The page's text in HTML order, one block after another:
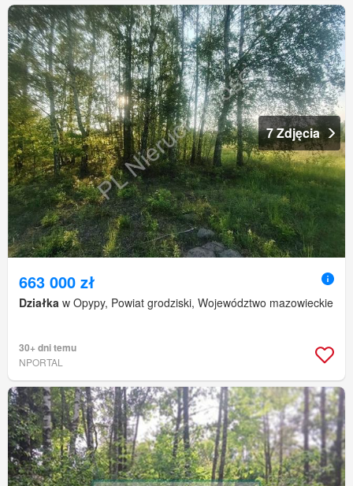
7 Zdjęcia
663 000 zł
Działka w Opypy, Powiat grodziski, Województwo mazowieckie
30+ dni temu
NPORTAL